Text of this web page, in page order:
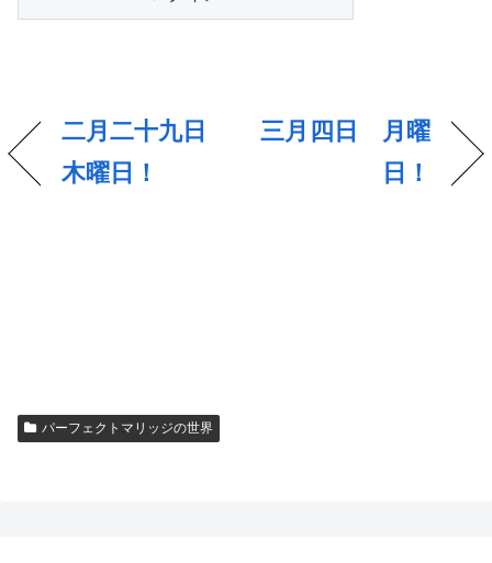
二月二十九日
木曜日！
三月四日 月曜
日！
パーフェクトマリッジの世界